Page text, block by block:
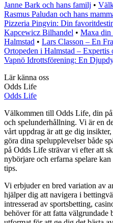
Janne Bark och hans familj •
Rasmus Paludan och hans
Pizzeria Pingvin: Din
Kapcewicz Bilhandel • Maxa din
Halmstad • Lars Classon – En
Ortopeden i Halmstad –
Vapnö Idrottsförening: En
Lär känna oss
Odds Life
Odds Life
Välkommen till Odds Life, din
och spelunderhållning. Vi är en
vårt uppdrag är att ge dig
göra dina spelupplevelser både
på Odds Life strävar vi efter att
nybörjare och erfarna spelare
tips.
Vi erbjuder en bred variation av
hjälper dig att navigera i
intresserad av sportsbetting,
behöver för att fatta välgrundade